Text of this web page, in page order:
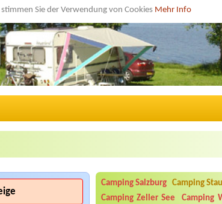
Sie der Verwendung von Cookies Mehr Info
Camping Salzburg Camping
Camping Zeller See
Camping